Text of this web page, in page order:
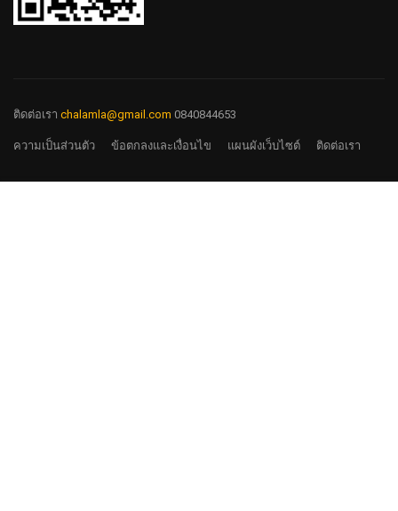
ติดต่อเรา chalamla@gmail.com 0840844653
ความเป็นส่วนตัว ข้อตกลงและเงื่อนไข แผนผังเว็บไซต์ ติดต่อเรา